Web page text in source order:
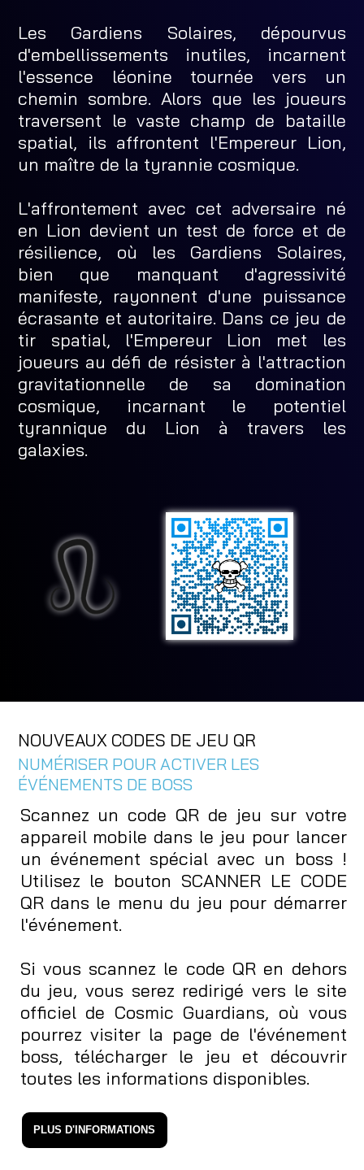
Les Gardiens Solaires, dépourvus
d'embellissements inutiles, incarnent
l'essence léonine tournée vers un
chemin sombre. Alors que les joueurs
traversent le vaste champ de bataille
spatial, ils affrontent l'Empereur Lion,
un maître de la tyrannie cosmique.
L'affrontement avec cet adversaire né
en Lion devient un test de force et de
résilience, où les Gardiens Solaires,
bien que manquant d'agressivité
manifeste, rayonnent d'une puissance
écrasante et autoritaire. Dans ce jeu de
tir spatial, l'Empereur Lion met les
joueurs au défi de résister à l'attraction
gravitationnelle de sa domination
cosmique, incarnant le potentiel
tyrannique du Lion à travers les
galaxies.
NOUVEAUX CODES DE JEU QR
NUMÉRISER POUR ACTIVER LES
ÉVÉNEMENTS DE BOSS
Scannez un code QR de jeu sur votre
appareil mobile dans le jeu pour lancer
un événement spécial avec un boss !
Utilisez le bouton SCANNER LE CODE
QR dans le menu du jeu pour démarrer
l'événement.
Si vous scannez le code QR en dehors
du jeu, vous serez redirigé vers le site
officiel de Cosmic Guardians, où vous
pourrez visiter la page de l'événement
boss, télécharger le jeu et découvrir
toutes les informations disponibles.
PLUS D'INFORMATIONS